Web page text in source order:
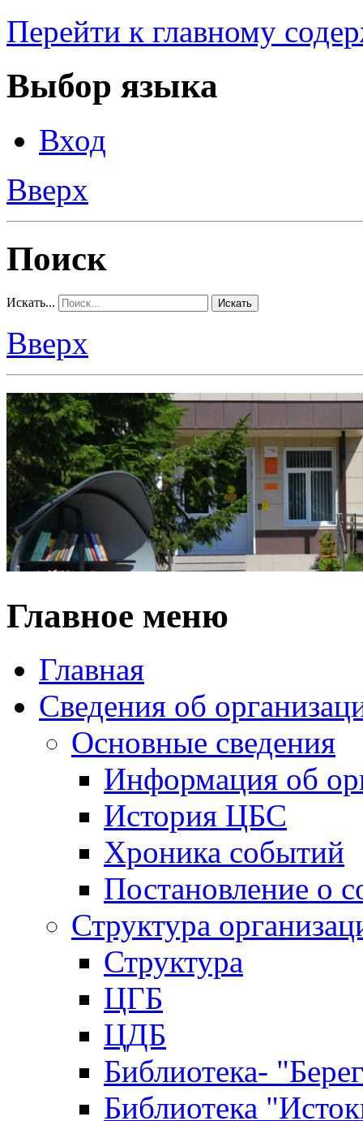
Перейти к главному
Выбор языка
Вход
Вверх
Поиск
Искать... Искать
Вверх
Главное меню
Главная
Сведения об
Основные сведения
Информация об
История ЦБС
Хроника событий
Постановление о
Структура
Структура
ЦГБ
ЦДБ
Библиотека-
Библиотека